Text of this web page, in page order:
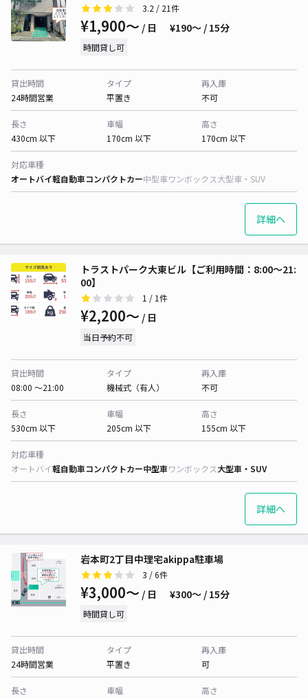
3.2 / 21件
¥1,900〜 / 日 ¥190〜 / 15分
時間貸し可
貸出時間
24時間営業
タイプ
平置き
再入庫
不可
長さ
430cm 以下
車幅
170cm 以下
高さ
170cm 以下
対応車種
オートバイ軽自動車コンパクトカー中型車ワンボックス大型車・SUV
詳細へ
トラストパーク大東ビル【ご利用時間：8:00～21:
00】
1 / 1件
¥2,200〜 / 日
当日予約不可
貸出時間
08:00 〜21:00
タイプ
機械式（有人）
再入庫
不可
長さ
530cm 以下
車幅
205cm 以下
高さ
155cm 以下
対応車種
オートバイ軽自動車コンパクトカー中型車ワンボックス大型車・SUV
詳細へ
岩本町2丁目中理宅akippa駐車場
3 / 6件
¥3,000〜 / 日 ¥300〜 / 15分
時間貸し可
貸出時間
24時間営業
タイプ
平置き
再入庫
可
長さ
車幅
高さ